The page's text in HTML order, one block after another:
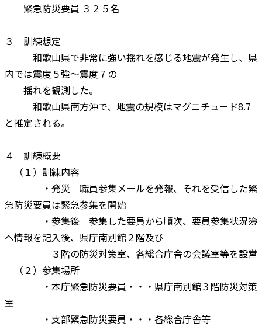
緊急防災要員 ３２５名
３ 訓練想定
和歌山県で非常に強い揺れを感じる地震が発生し、県
内では震度５強～震度７の
揺れを観測した。
和歌山県南方沖で、地震の規模はマグニチュード8.7
と推定される。
４ 訓練概要
（１）訓練内容
・発災 職員参集メールを発報、それを受信した緊
急防災要員は緊急参集を開始
・参集後 参集した要員から順次、要員参集状況簿
へ情報を記入後、県庁南別館２階及び
３階の防災対策室、各総合庁舎の会議室等を設営
（２）参集場所
・本庁緊急防災要員・・・県庁南別館３階防災対策
室
・支部緊急防災要員・・・各総合庁舎等